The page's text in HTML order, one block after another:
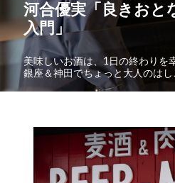
河合優実「良きおと
入門」
美味しいお酒は、1日の終わりを
銀座＆神田でちょっと大人のはし